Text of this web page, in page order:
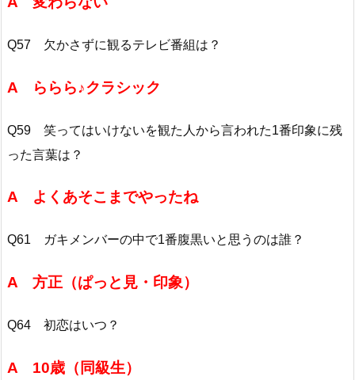
Q57 欠かさずに観るテレビ番組は？
A ららら♪クラシック
Q59 笑ってはいけないを観た人から言われた1番印象に残
った言葉は？
A よくあそこまでやったね
Q61 ガキメンバーの中で1番腹黒いと思うのは誰？
A 方正（ぱっと見・印象）
Q64 初恋はいつ？
A 10歳（同級生）